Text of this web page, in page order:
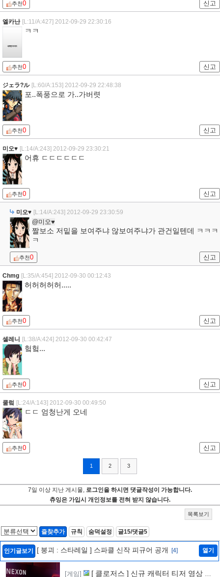
추천0 신고
엘카난 [L:11/A:427] 2012-09-29 22:30:16
ㅋㅋ
추천0 신고
ジェラ?ル [L:60/A:153] 2012-09-29 22:48:38
포..폭풍으로 가..가버렷
추천0 신고
미오♥ [L:14/A:243] 2012-09-29 23:30:21
어휴 ㄷㄷㄷㄷㄷㄷ
추천0 신고
미오♥ [L:14/A:243] 2012-09-29 23:30:59
@미오♥
짤보소 저밑을 보여주냐 않보여주냐가 관건일텐데 ㅋㅋㅋ
ㅋ
추천0 신고
Chmg [L:35/A:454] 2012-09-30 00:12:43
허허허허허.....
추천0 신고
셀레니 [L:38/A:424] 2012-09-30 00:42:47
헠헠...
추천0 신고
쿨렄 [L:24/A:143] 2012-09-30 00:49:50
ㄷㄷ 엄청난게 오네
추천0 신고
1 2 3
7일 이상 지난 게시물, 로그인을 하시면 댓글작성이 가능합니다.
츄잉은 가입시 개인정보를 전혀 받지 않습니다.
목록보기
즐찾추가 규칙 숨덕설정 글15/댓글5
인기글보기 [ 붕괴 : 스타레일 ] 스파클 신작 피규어 공개 [4] 열기
[게임]
[ 클로저스 ] 신규 캐릭터 티저 영상 공